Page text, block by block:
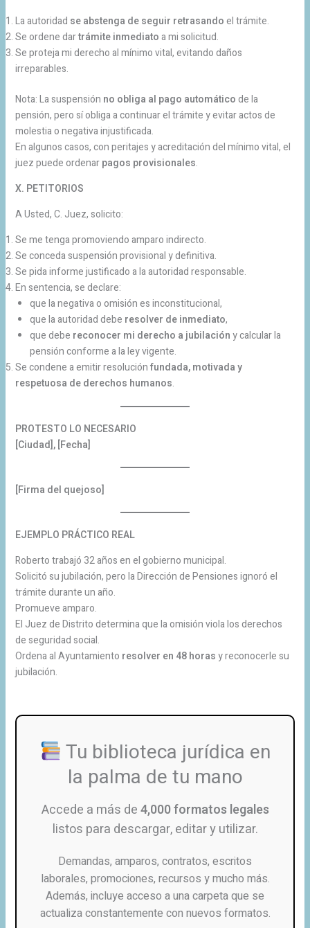
La autoridad se abstenga de seguir retrasandoel trámite.
Se ordene dartrámite inmediatoa mi solicitud.
Se proteja mi derecho al mínimo vital, evitando daños
irreparables.
Nota: La suspensión no obliga al pago automáticode la
pensión, pero sí obliga a continuar el trámite y evitar actos de
molestia o negativa injustificada.
En algunos casos, con peritajes y acreditación del mínimo vital, el
juez puede ordenarpagos provisionales.
X. PETITORIOS
A Usted, C. Juez, solicito:
Se me tenga promoviendo amparo indirecto.
Se conceda suspensión provisional y definitiva.
Se pida informe justificado a la autoridad responsable.
En sentencia, se declare:
que la negativa o omisión es inconstitucional,
que la autoridad debe resolver de inmediato,
que debe reconocer mi derecho a jubilacióny calcular la
pensión conforme a la ley vigente.
Se condene a emitir resoluciónfundada, motivada y
respetuosa de derechos humanos.
PROTESTO LO NECESARIO
[Ciudad], [Fecha]
[Firma del quejoso]
EJEMPLO PRÁCTICO REAL
Roberto trabajó 32 años en el gobierno municipal.
Solicitó su jubilación, pero la Dirección de Pensiones ignoró el
trámite durante un año.
Promueve amparo.
El Juez de Distrito determina que la omisión viola los derechos
de seguridad social.
Ordena al Ayuntamiento resolver en 48 horasy reconocerle su
jubilación.
Tu biblioteca jurídica en
la palma de tu mano
Accede a más de4,000 formatos legales
listos para descargar, editar y utilizar.
Demandas, amparos, contratos, escritos
laborales, promociones, recursos y mucho más.
Además, incluye acceso a una carpeta que se
actualiza constantemente con nuevos formatos.